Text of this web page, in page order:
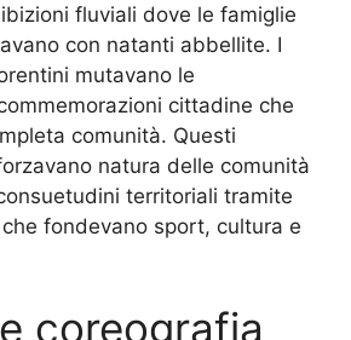
fluviali dove le famiglie
con natanti abbellite. I
mutavano le
cittadine che
comunità. Questi
natura delle comunità
territoriali tramite
fondevano sport, cultura e
coreografia